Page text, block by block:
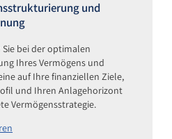
und
bei der optimalen
Ihres Vermögens und
auf Ihre finanziellen Ziele,
und Ihren Anlagehorizont
Vermögensstrategie.